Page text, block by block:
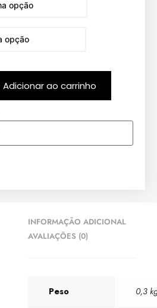
Adicionar ao carrinho
INFORMAÇÃO ADICIONAL
AVALIAÇÕES (0)
Peso 0,3